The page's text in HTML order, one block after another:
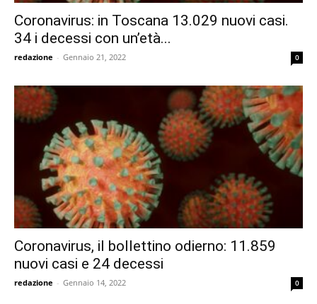
Coronavirus: in Toscana 13.029 nuovi casi.
34 i decessi con un’età...
redazione - Gennaio 21, 2022 0
Coronavirus, il bollettino odierno: 11.859
nuovi casi e 24 decessi
redazione - Gennaio 14, 2022 0